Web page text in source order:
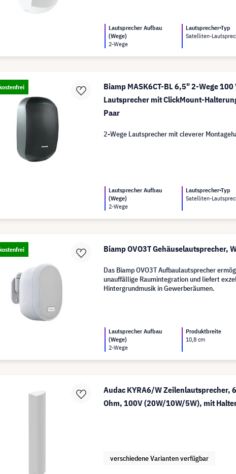
Lautsprecher Aufbau
(Wege)
2-Wege
Lautsprecher-Typ
Satelliten-
Biamp MASK6CT-BL 6,5" 2-Wege 100
Lautsprecher mit ClickMount-
Paar
2-Wege Lautsprecher mit cleverer
Lautsprecher Aufbau
(Wege)
2-Wege
Lautsprecher-Typ
Satelliten-
Biamp OVO3T Gehäuselautsprecher,
Das Biamp OVO3T Aufbaulautsprecher
unauffällige Raumintegration und liefert
Hintergrundmusik in Gewerberäumen.
Lautsprecher Aufbau
(Wege)
2-Wege
Produktbreite
10,8 cm
Audac KYRA6/W Zeilenlautsprecher,
Ohm, 100V (20W/10W/5W), mit
verschiedene Varianten verfügbar